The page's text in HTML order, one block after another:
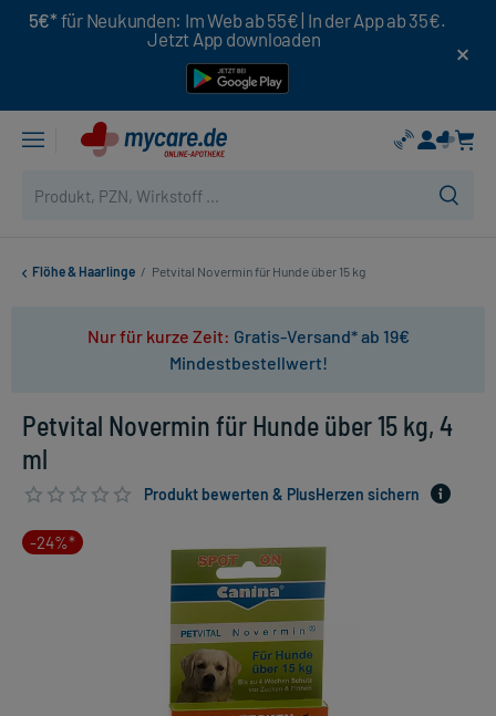
5€* für Neukunden: Im Web ab 55€ | In der App ab 35€.
Jetzt App downloaden
Flöhe & Haarlinge / Petvital Novermin für Hunde über 15 kg
Nur für kurze Zeit: Gratis-Versand* ab 19€
Mindestbestellwert!
Petvital Novermin für Hunde über 15 kg, 4
ml
Produkt bewerten & PlusHerzen sichern
-24%*